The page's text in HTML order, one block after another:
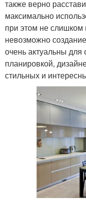
также верно
максимально
при этом не слишком
невозможно
очень актуальны для
планировкой,
стильных и